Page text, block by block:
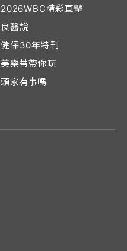
2026WBC精彩直擊
良醫說
健保30年特刊
美樂蒂帶你玩
頭家有事嗎